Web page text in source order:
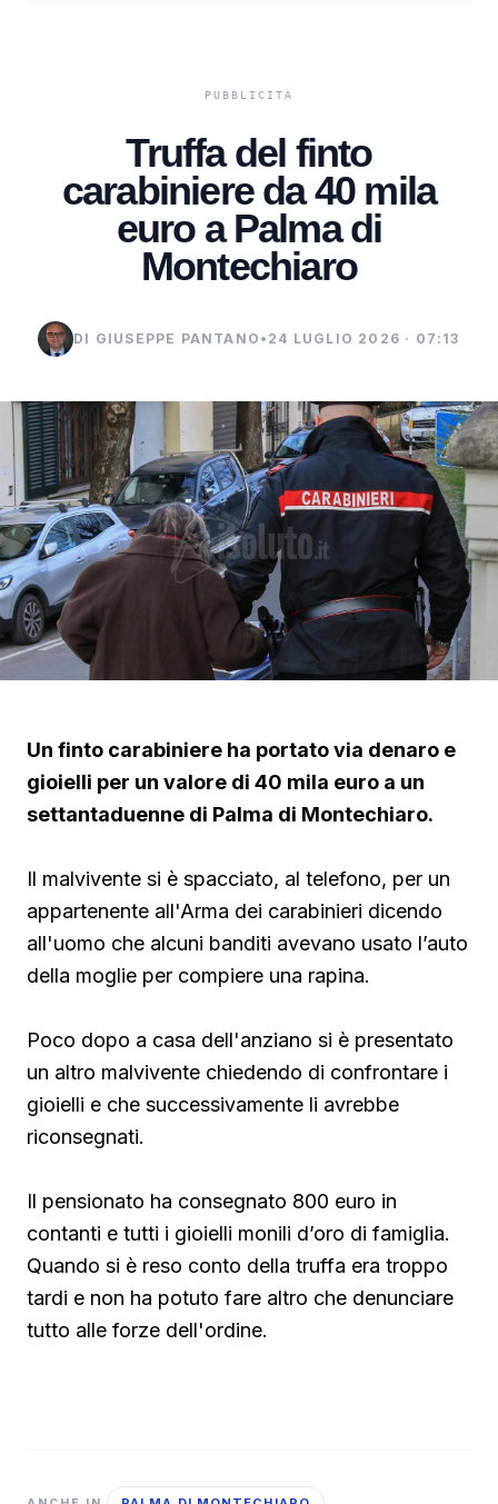
Truffa del finto
carabiniere da 40 mila
euro a Palma di
Montechiaro
DI GIUSEPPE PANTANO • 24 LUGLIO 2026 · 07:13
Un finto carabiniere ha portato via denaro e
gioielli per un valore di 40 mila euro a un
settantaduenne di Palma di Montechiaro.
Il malvivente si è spacciato, al telefono, per un
appartenente all'Arma dei carabinieri dicendo
all'uomo che alcuni banditi avevano usato l’auto
della moglie per compiere una rapina.
Poco dopo a casa dell'anziano si è presentato
un altro malvivente chiedendo di confrontare i
gioielli e che successivamente li avrebbe
riconsegnati.
Il pensionato ha consegnato 800 euro in
contanti e tutti i gioielli monili d’oro di famiglia.
Quando si è reso conto della truffa era troppo
tardi e non ha potuto fare altro che denunciare
tutto alle forze dell'ordine.